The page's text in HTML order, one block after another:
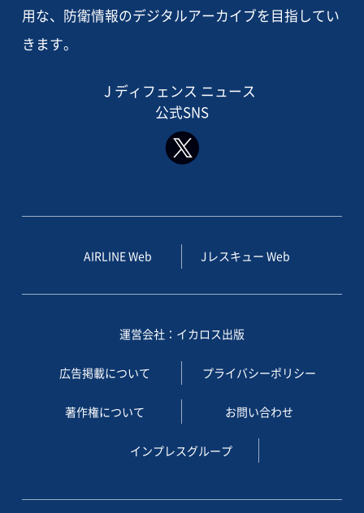
用な、防衛情報のデジタルアーカイブを目指してい
きます。
J ディフェンス ニュース
公式SNS
AIRLINE Web Jレスキュー Web
運営会社：イカロス出版
広告掲載について プライバシーポリシー
著作権について お問い合わせ
インプレスグループ